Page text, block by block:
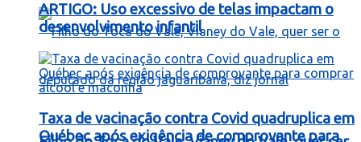
ARTIGO: Uso excessivo de telas impactam o
desenvolvimento infantil
Taxa de vacinação contra Covid quadruplica em
Québec após exigência de comprovante para